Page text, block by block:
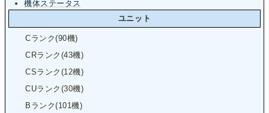
機体ステータス
ユニット
Cランク(90機)
CRランク(43機)
CSランク(12機)
CUランク(30機)
Bランク(101機)